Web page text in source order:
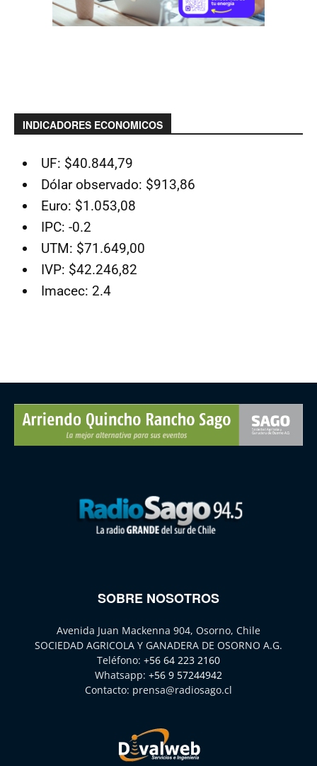
INDICADORES ECONOMICOS
UF: $40.844,79
Dólar observado: $913,86
Euro: $1.053,08
IPC: -0.2
UTM: $71.649,00
IVP: $42.246,82
Imacec: 2.4
SOBRE NOSOTROS
Avenida Juan Mackenna 904, Osorno, Chile
SOCIEDAD AGRICOLA Y GANADERA DE OSORNO A.G.
Teléfono: +56 64 223 2160
Whatsapp: +56 9 57244942
Contacto: prensa@radiosago.cl